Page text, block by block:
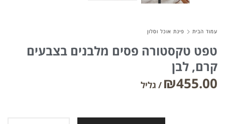
Meetups
עמוד הבית פינת אוכל וסלון
טפט טקסטורה פסים מלבנים בצבעים
קרם, לבן
₪455.00